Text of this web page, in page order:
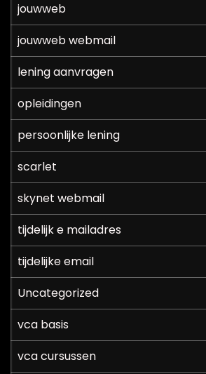
jouwweb
jouwweb webmail
lening aanvragen
opleidingen
persoonlijke lening
scarlet
skynet webmail
tijdelijk e mailadres
tijdelijke email
Uncategorized
vca basis
vca cursussen